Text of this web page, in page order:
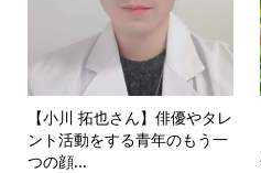
【小川 拓也さん】俳優やタレ
ント活動をする青年のもう一
つの顔...